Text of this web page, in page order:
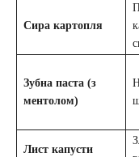
Сира картопля
Зубна паста (з
ментолом)
Лист капусти